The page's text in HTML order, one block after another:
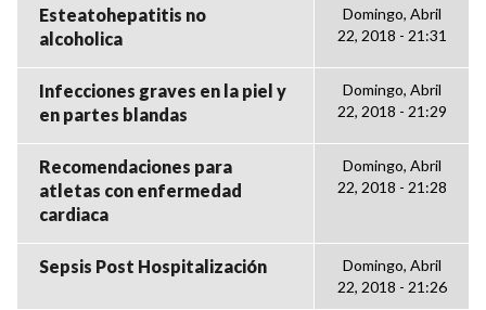
Esteatohepatitis no
alcoholica
Domingo, Abril
22, 2018 - 21:31
Infecciones graves en la piel y
en partes blandas
Domingo, Abril
22, 2018 - 21:29
Recomendaciones para
atletas con enfermedad
cardiaca
Domingo, Abril
22, 2018 - 21:28
Sepsis Post Hospitalización
Domingo, Abril
22, 2018 - 21:26